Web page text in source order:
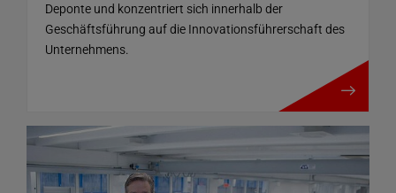
Deponte und konzentriert sich innerhalb der
Geschäftsführung auf die Innovationsführerschaft des
Unternehmens.
mehr details